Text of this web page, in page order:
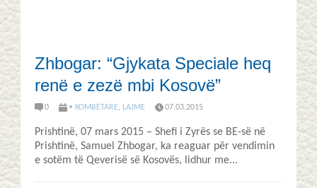
Zhbogar: “Gjykata Speciale heq
renë e zezë mbi Kosovë”
0 • KOMBËTARE, LAJME 07.03.2015
Prishtinë, 07 mars 2015 – Shefi i Zyrës se BE-së në
Prishtinë, Samuel Zhbogar, ka reaguar për vendimin
e sotëm të Qeverisë së Kosovës, lidhur me...